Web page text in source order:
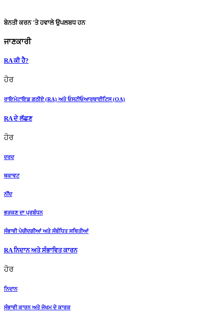
ਬੇਨਤੀ ਕਰਨ 'ਤੇ ਹਵਾਲੇ ਉਪਲਬਧ ਹਨ
ਜਾਣਕਾਰੀ
RA ਕੀ ਹੈ?
ਹੋਰ
ਰਾਇਮੇਟਾਇਡ ਗਠੀਏ (RA) ਅਤੇ ਓਸਟੀਓਆਰਥਾਈਟਿਸ (OA)
RA ਦੇ ਲੱਛਣ
ਹੋਰ
ਦਰਦ
ਥਕਾਵਟ
ਨੀਂਦ
ਭੜਕਣ ਦਾ ਪ੍ਰਬੰਧਨ
ਸੰਭਾਵੀ ਪੇਚੀਦਗੀਆਂ ਅਤੇ ਸੰਬੰਧਿਤ ਸਥਿਤੀਆਂ
RA ਨਿਦਾਨ ਅਤੇ ਸੰਭਾਵਿਤ ਕਾਰਨ
ਹੋਰ
ਨਿਦਾਨ
ਸੰਭਾਵੀ ਕਾਰਨ ਅਤੇ ਜੋਖਮ ਦੇ ਕਾਰਕ